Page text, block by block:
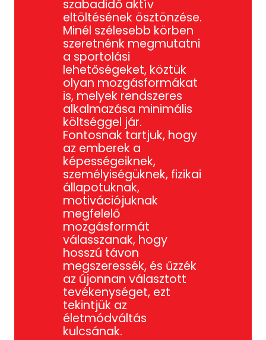
szabadidő aktív
eltöltésének ösztönzése.
Minél szélesebb körben
szeretnénk megmutatni
a sportolási
lehetőségeket, köztük
olyan mozgásformákat
is, melyek rendszeres
alkalmazása minimális
költséggel jár.
Fontosnak tartjuk, hogy
az emberek a
képességeiknek,
személyiségüknek, fizikai
állapotuknak,
motivációjuknak
megfelelő
mozgásformát
válasszanak, hogy
hosszú távon
megszeressék, és űzzék
az újonnan választott
tevékenységet, ezt
tekintjük az
életmódváltás
kulcsának.